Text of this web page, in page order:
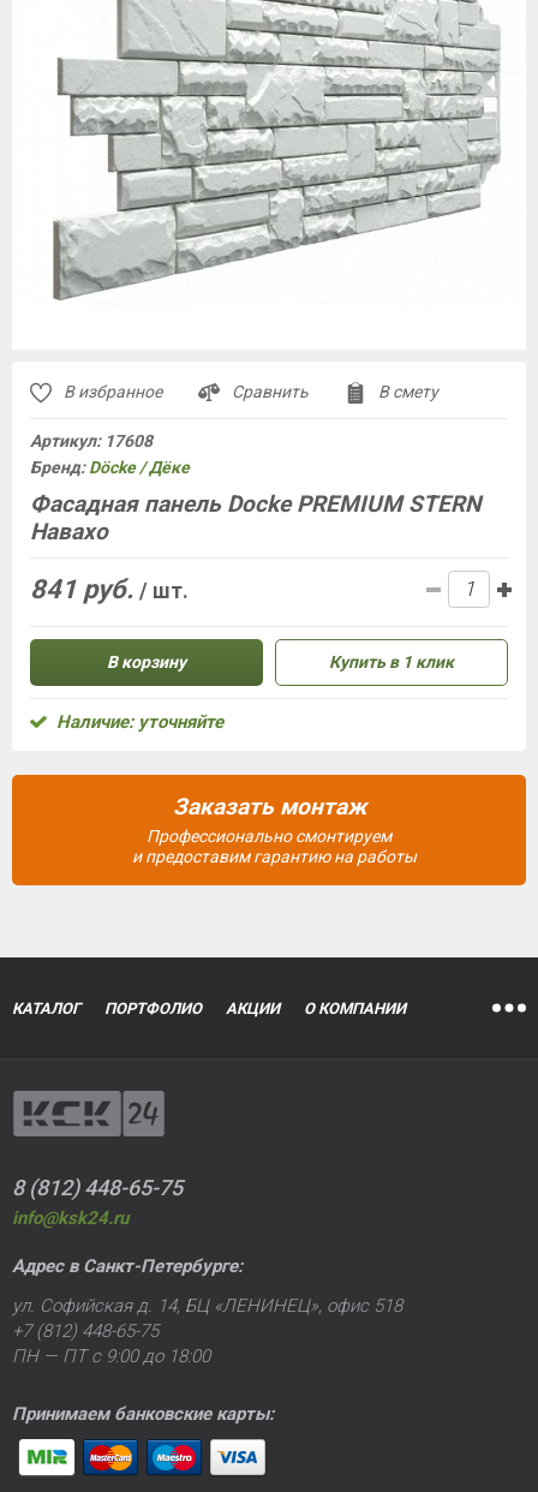
В избранное Сравнить В смету
Артикул: 17608
Бренд:Döcke / Дёке
Фасадная панель Docke PREMIUM STERN
Навахо
841 руб. / шт.
В корзину Купить в 1 клик
Наличие: уточняйте
Заказать монтаж
Профессионально смонтируем
и предоставим гарантию на работы
КАТАЛОГ ПОРТФОЛИО АКЦИИ О КОМПАНИИ
8 (812) 448-65-75
info@ksk24.ru
Адрес в Санкт-Петербурге:
ул. Софийская д. 14, БЦ «ЛЕНИНЕЦ», офис 518
+7 (812) 448-65-75
ПН — ПТ с 9:00 до 18:00
Принимаем банковские карты: